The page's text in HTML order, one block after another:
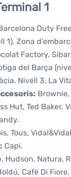
1
Duty
1). Zona
Factory,
del Barça
Nivell 3. La
Brownie,
Hut, Ted Baker,
Tous,
Capi.
Hudson, Natura,
Cafè Di